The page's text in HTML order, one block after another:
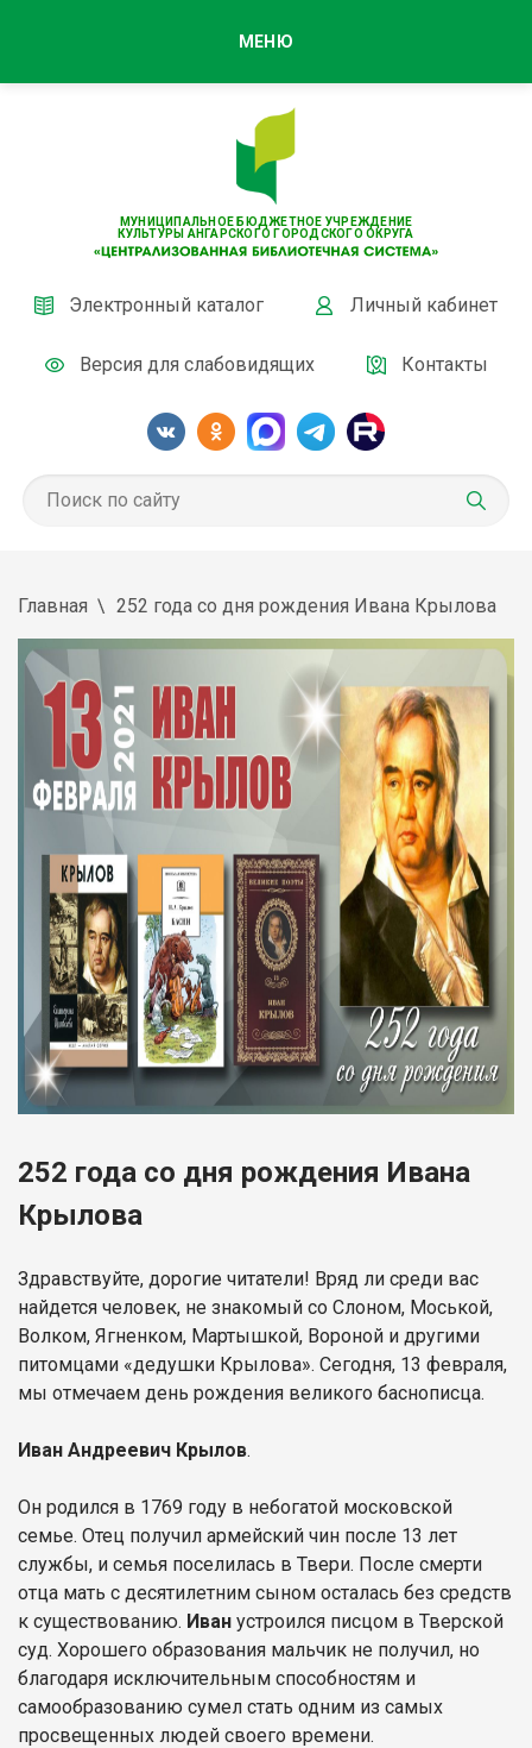
МУНИЦИПАЛЬНОЕ БЮДЖЕТНОЕ УЧРЕЖДЕНИЕ
КУЛЬТУРЫ АНГАРСКОГО ГОРОДСКОГО ОКРУГА
Электронный каталог Личный кабинет
Версия для слабовидящих Контакты
МЕНЮ
Главная 252 года со дня рождения Ивана Крылова
252 года со дня рождения Ивана
Крылова
Здравствуйте, дорогие читатели! Вряд ли среди вас
найдется человек, не знакомый со Слоном, Моськой,
Волком, Ягненком, Мартышкой, Вороной и другими
питомцами «дедушки Крылова». Сегодня, 13 февраля,
мы отмечаем день рождения великого баснописца.
Иван Андреевич Крылов.
Он родился в 1769 году в небогатой московской
семье. Отец получил армейский чин после 13 лет
службы, и семья поселилась в Твери. После смерти
отца мать с десятилетним сыном осталась без средств
к существованию. Иван устроился писцом в Тверской
суд. Хорошего образования мальчик не получил, но
благодаря исключительным способностям и
самообразованию сумел стать одним из самых
просвещенных людей своего времени.